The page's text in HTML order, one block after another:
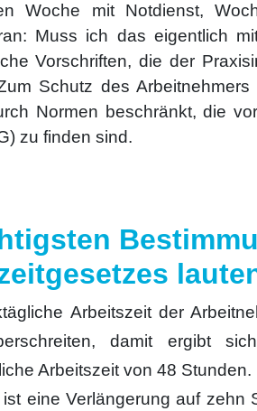
Woche mit Not­dienst,
Muss ich das eigent­lich
Vor­schrif­ten, die der
Schutz des
Nor­men beschränkt, die
zu fin­den sind.
Arbeits­zeit der
damit ergibt
Arbeits­zeit von 48 Stun­den.
eine Ver­län­ge­rung auf zehn